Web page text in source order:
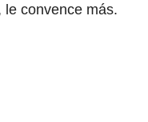
le convence más.